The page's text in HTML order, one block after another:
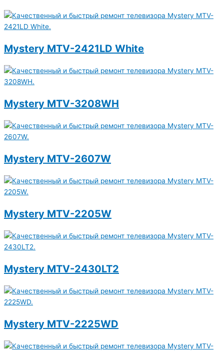
Mystery MTV-2421LD White
Mystery MTV-3208WH
Mystery MTV-2607W
Mystery MTV-2205W
Mystery MTV-2430LT2
Mystery MTV-2225WD